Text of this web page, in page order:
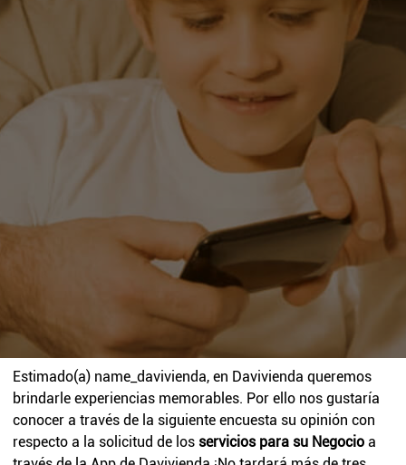
Estimado(a) name_davivienda, en Davivienda queremos
brindarle experiencias memorables. Por ello nos gustaría
conocer a través de la siguiente encuesta su opinión con
respecto a la solicitud de los servicios para su Negocio a